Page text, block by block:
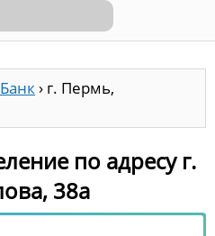
› г. Пермь,
по адресу г.
38а